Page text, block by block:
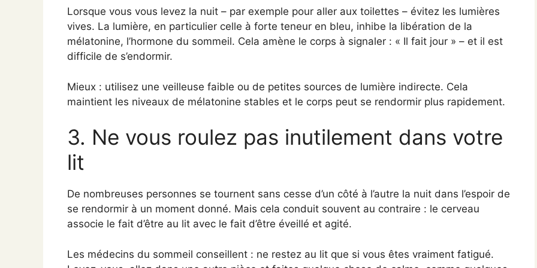
Lorsque vous vous levez la nuit – par exemple pour aller aux toilettes – évitez les lumières
vives. La lumière, en particulier celle à forte teneur en bleu, inhibe la libération de la
mélatonine, l’hormone du sommeil. Cela amène le corps à signaler : « Il fait jour » – et il est
difficile de s’endormir.
Mieux : utilisez une veilleuse faible ou de petites sources de lumière indirecte. Cela
maintient les niveaux de mélatonine stables et le corps peut se rendormir plus rapidement.
3. Ne vous roulez pas inutilement dans votre
lit
De nombreuses personnes se tournent sans cesse d’un côté à l’autre la nuit dans l’espoir de
se rendormir à un moment donné. Mais cela conduit souvent au contraire : le cerveau
associe le fait d’être au lit avec le fait d’être éveillé et agité.
Les médecins du sommeil conseillent : ne restez au lit que si vous êtes vraiment fatigué.